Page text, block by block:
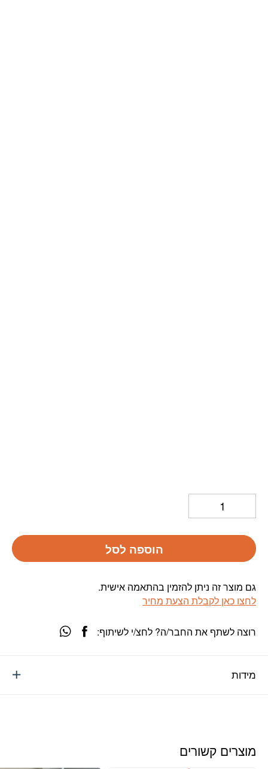
הוספה לסל
גם מוצר זה ניתן להזמין בהתאמה אישית.
לחצו כאן לקבלת הצעת מחיר
מידות
רוצה לשתף את החבר/ה? לחצ/י לשיתוף:
מוצרים קשורים